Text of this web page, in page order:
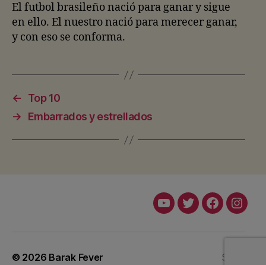
El futbol brasileño nació para ganar y sigue
en ello. El nuestro nació para merecer ganar,
y con eso se conforma.
←
Top 10
→
Embarrados y estrellados
YoutubeTwitterFacebook
© 2026 Barak Fever Subir